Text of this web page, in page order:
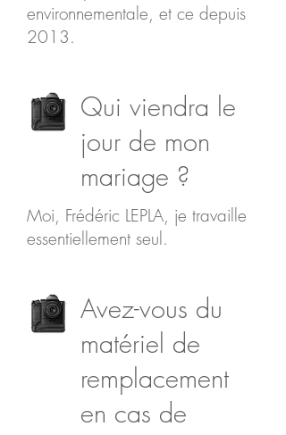
environnementale, et ce depuis
2013.
Qui viendra le
jour de mon
mariage ?
Moi, Frédéric LEPLA, je travaille
essentiellement seul.
Avez-vous du
matériel de
remplacement
en cas de